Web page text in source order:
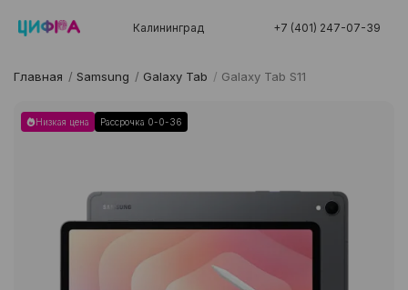
Калининград +7 (401) 247-07-39
Главная / Samsung / Galaxy Tab / Galaxy Tab S11
Низкая цена Рассрочка 0-0-36